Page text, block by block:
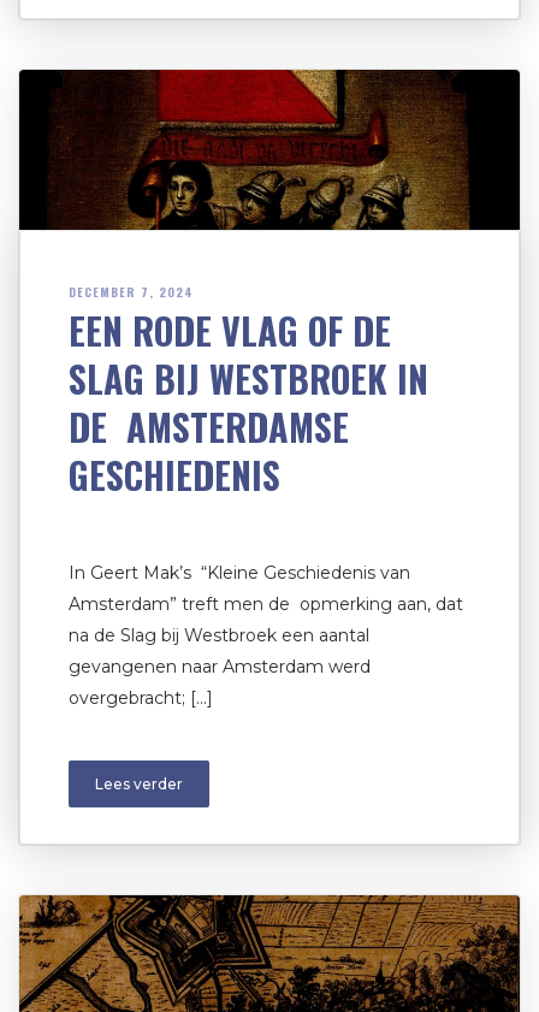
DECEMBER 7, 2024
EEN RODE VLAG OF DE
SLAG BIJ WESTBROEK IN
DE AMSTERDAMSE
GESCHIEDENIS
In Geert Mak’s “Kleine Geschiedenis van
Amsterdam” treft men de opmerking aan, dat
na de Slag bij Westbroek een aantal
gevangenen naar Amsterdam werd
overgebracht; […]
Lees verder